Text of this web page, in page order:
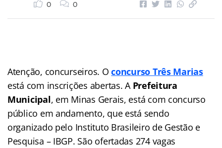
0 0
Atenção, concurseiros. Oconcurso Três Marias
está com inscrições abertas. A Prefeitura
Municipal, em Minas Gerais, está com concurso
público em andamento, que está sendo
organizado pelo Instituto Brasileiro de Gestão e
Pesquisa – IBGP. São ofertadas 274 vagas